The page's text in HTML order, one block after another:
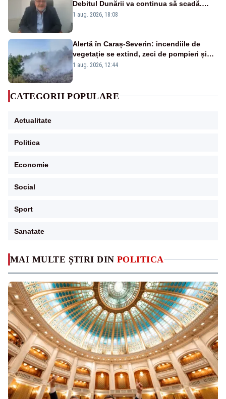
MAI MULTE ȘTIRI DIN POLITICA
Debitul Dunării va continua să scadă.
Cernavodă s-ar putea închide în 4 zile
1 aug. 2026, 18:08
Alertă în Caraș-Severin: incendiile de
vegetație se extind, zeci de pompieri și
silvicultori se luptă cu flăcările - VIDEO
1 aug. 2026, 12:44
CATEGORII POPULARE
Actualitate
Politica
Economie
Social
Sport
Sanatate